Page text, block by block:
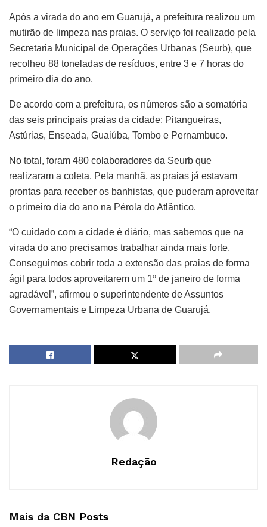
Após a virada do ano em Guarujá, a prefeitura realizou um
mutirão de limpeza nas praias. O serviço foi realizado pela
Secretaria Municipal de Operações Urbanas (Seurb), que
recolheu 88 toneladas de resíduos, entre 3 e 7 horas do
primeiro dia do ano.
De acordo com a prefeitura, os números são a somatória
das seis principais praias da cidade: Pitangueiras,
Astúrias, Enseada, Guaiúba, Tombo e Pernambuco.
No total, foram 480 colaboradores da Seurb que
realizaram a coleta. Pela manhã, as praias já estavam
prontas para receber os banhistas, que puderam aproveitar
o primeiro dia do ano na Pérola do Atlântico.
“O cuidado com a cidade é diário, mas sabemos que na
virada do ano precisamos trabalhar ainda mais forte.
Conseguimos cobrir toda a extensão das praias de forma
ágil para todos aproveitarem um 1º de janeiro de forma
agradável”, afirmou o superintendente de Assuntos
Governamentais e Limpeza Urbana de Guarujá.
Redação
Mais da CBN Posts